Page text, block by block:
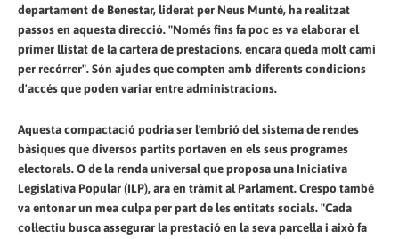
departament de Benestar, liderat per Neus Munté, ha realitzat
passos en aquesta direcció. "Només fins fa poc es va elaborar el
primer llistat de la cartera de prestacions, encara queda molt camí
per recórrer". Són ajudes que compten amb diferents condicions
d'accés que poden variar entre administracions.
Aquesta compactació podria ser l'embrió del sistema de rendes
bàsiques que diversos partits portaven en els seus programes
electorals. O de la renda universal que proposa una Iniciativa
Legislativa Popular (ILP), ara en tràmit al Parlament. Crespo també
va entonar un mea culpa per part de les entitats socials. "Cada
col·lectiu busca assegurar la prestació en la seva parcel·la i això fa